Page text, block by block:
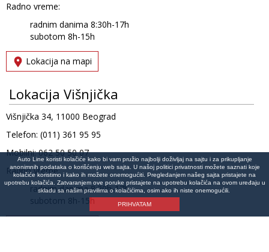
Radno vreme:
radnim danima 8:30h-17h
subotom 8h-15h
Lokacija na mapi
Lokacija Višnjička
Višnjička 34, 11000 Beograd
Telefon: (011) 361 95 95
Mobilni: 062 50 50 07
Radno vreme:
radnim danima 8:30h-17h
subotom 8h-15h
Auto Line koristi kolačiće kako bi vam pružio najbolji doživljaj na sajtu i za prikupljanje
anonimnih podataka o korišćenju web sajta. U našoj politici privatnosti možete saznati koje
kolačiće koristimo i kako ih možete onemogućiti. Pregledanjem našeg sajta pristajete na
upotrebu kolačića. Zatvaranjem ove poruke pristajete na upotrebu kolačića na ovom uređaju u
skladu sa našim pravilima o kolačićima, osim ako ih niste onemogućili.
PRIHVATAM